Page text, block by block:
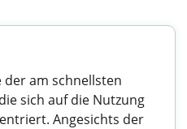
der am schnellsten
sich auf die Nutzung
Angesichts der